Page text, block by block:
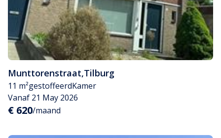
Munttorenstraat,Tilburg
11 m²gestoffeerdKamer
Vanaf 21 May 2026
€ 620/maand